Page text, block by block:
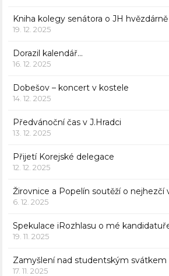
Kniha kolegy senátora o JH hvězdárně
19. 12. 2025
Dorazil kalendář…
16. 12. 2025
Dobešov – koncert v kostele
14. 12. 2025
Předvánoční čas v J.Hradci
13. 12. 2025
Přijetí Korejské delegace
12. 12. 2025
Žirovnice a Popelín soutěží o nejhezčí
6. 12. 2025
Spekulace iRozhlasu o mé
19. 11. 2025
Zamyšlení nad studentským svátkem
17. 11. 2025